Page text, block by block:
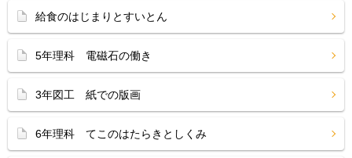
給食のはじまりとすいとん
5年理科 電磁石の働き
3年図工 紙での版画
6年理科 てこのはたらきとしくみ